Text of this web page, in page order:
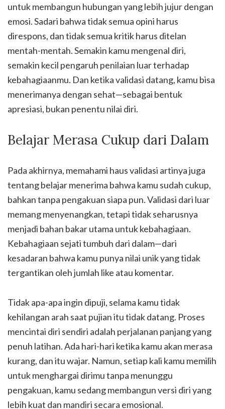
untuk membangun hubungan yang lebih jujur dengan
emosi. Sadari bahwa tidak semua opini harus
direspons, dan tidak semua kritik harus ditelan
mentah-mentah. Semakin kamu mengenal diri,
semakin kecil pengaruh penilaian luar terhadap
kebahagiaanmu. Dan ketika validasi datang, kamu bisa
menerimanya dengan sehat—sebagai bentuk
apresiasi, bukan penentu nilai diri.
Belajar Merasa Cukup dari Dalam
Pada akhirnya, memahami haus validasi artinya juga
tentang belajar menerima bahwa kamu sudah cukup,
bahkan tanpa pengakuan siapa pun. Validasi dari luar
memang menyenangkan, tetapi tidak seharusnya
menjadi bahan bakar utama untuk kebahagiaan.
Kebahagiaan sejati tumbuh dari dalam—dari
kesadaran bahwa kamu punya nilai unik yang tidak
tergantikan oleh jumlah like atau komentar.
Tidak apa-apa ingin dipuji, selama kamu tidak
kehilangan arah saat pujian itu tidak datang. Proses
mencintai diri sendiri adalah perjalanan panjang yang
penuh latihan. Ada hari-hari ketika kamu akan merasa
kurang, dan itu wajar. Namun, setiap kali kamu memilih
untuk menghargai dirimu tanpa menunggu
pengakuan, kamu sedang membangun versi diri yang
lebih kuat dan mandiri secara emosional.